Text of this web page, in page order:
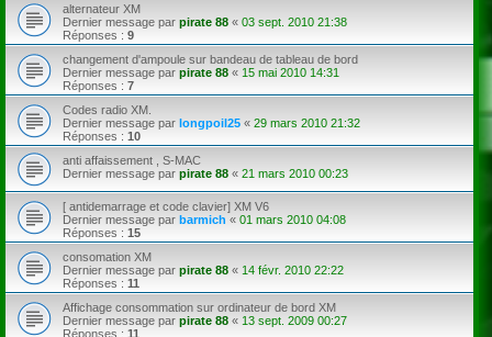
alternateur XM
Dernier message par pirate 88 « 03 sept. 2010 21:38
Réponses : 9
changement d'ampoule sur bandeau de tableau de bord
Dernier message par pirate 88 « 15 mai 2010 14:31
Réponses : 7
Codes radio XM.
Dernier message par longpoil25 « 29 mars 2010 21:32
Réponses : 10
anti affaissement , S-MAC
Dernier message par pirate 88 « 21 mars 2010 00:23
[ antidemarrage et code clavier] XM V6
Dernier message par barmich « 01 mars 2010 04:08
Réponses : 15
consomation XM
Dernier message par pirate 88 « 14 févr. 2010 22:22
Réponses : 11
Affichage consommation sur ordinateur de bord XM
Dernier message par pirate 88 « 13 sept. 2009 00:27
Réponses : 11